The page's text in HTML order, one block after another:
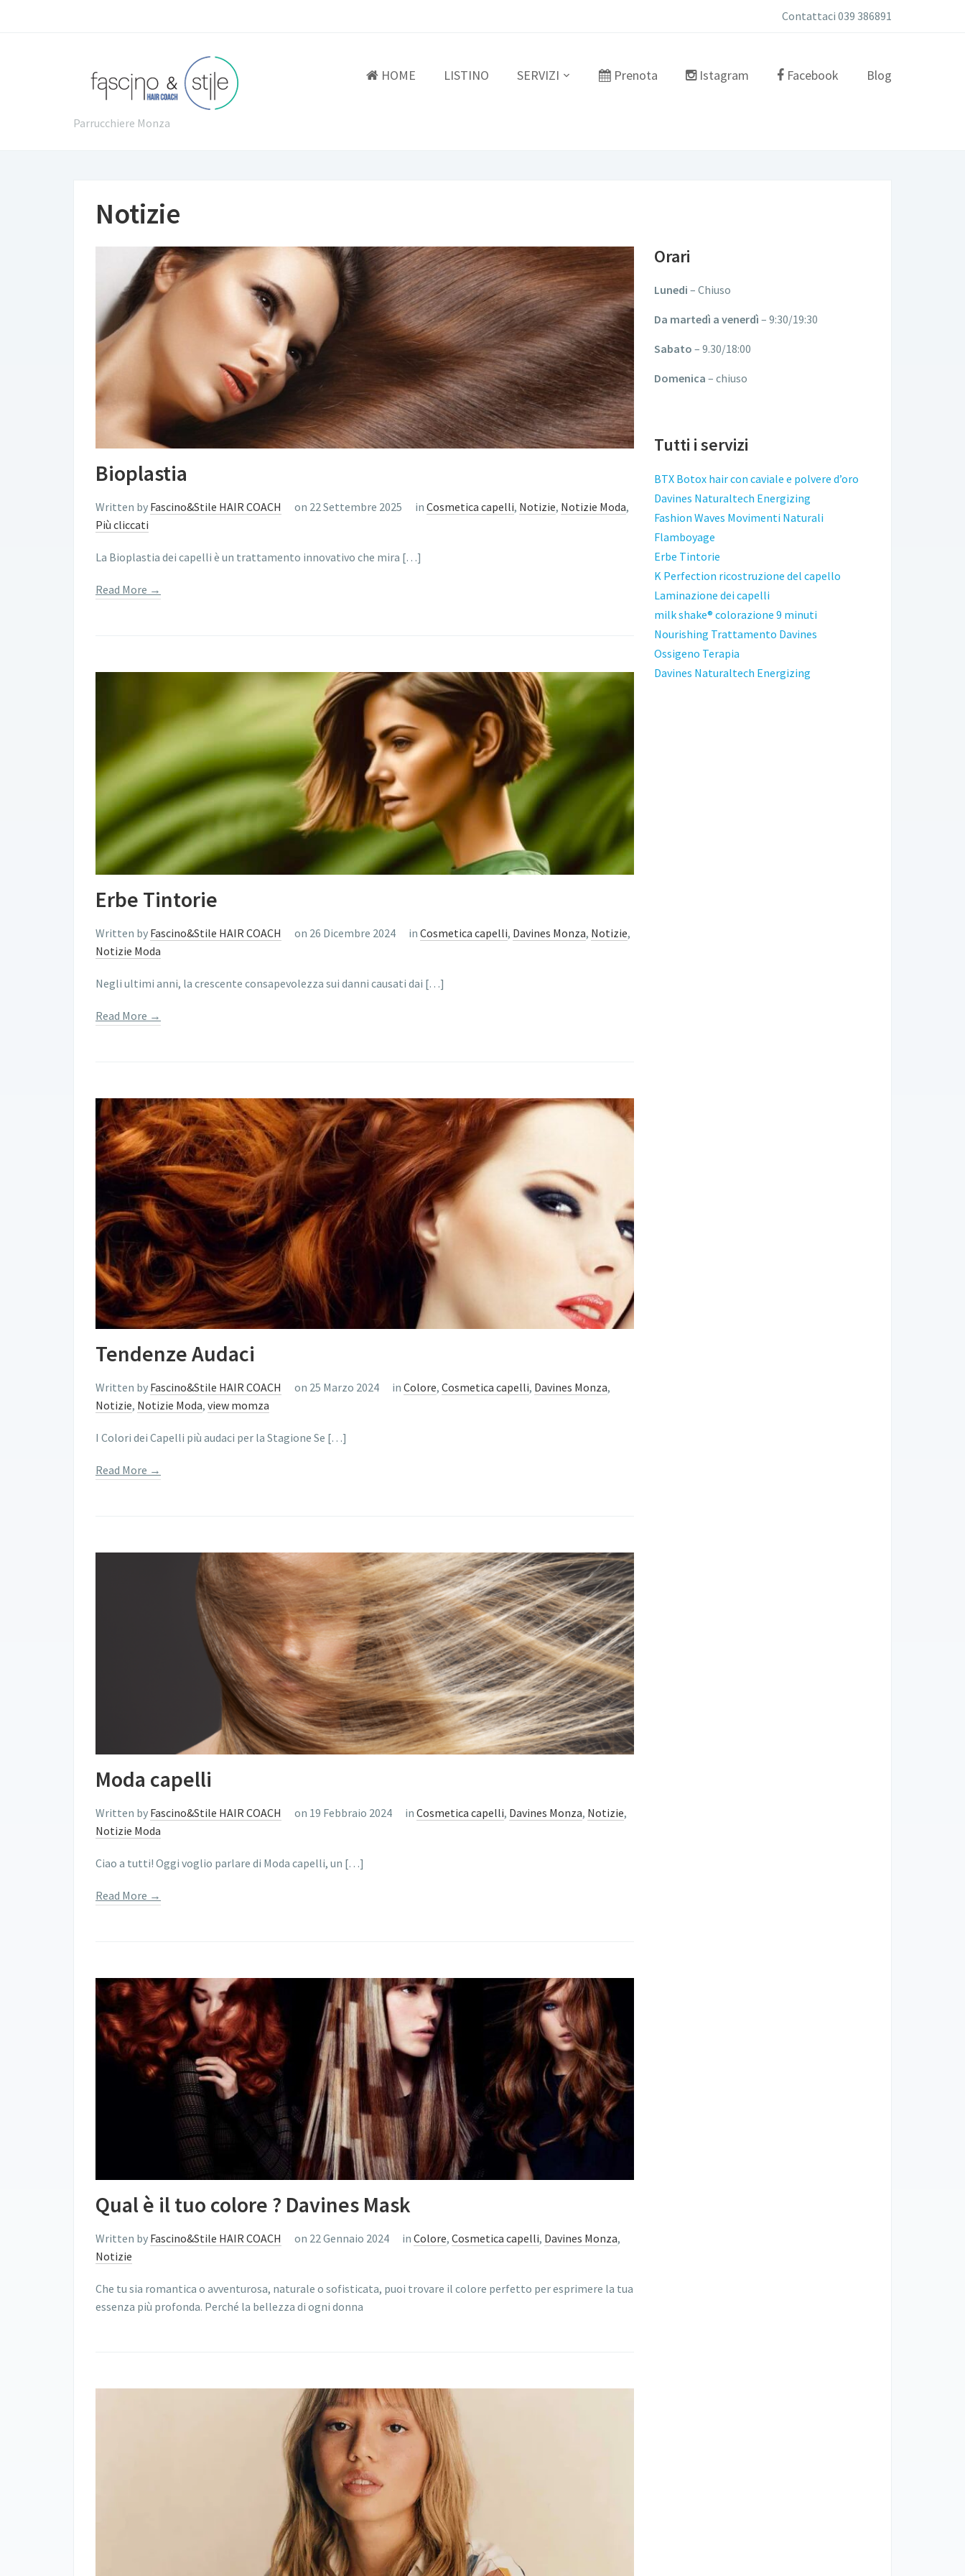
Contattaci 039 386891
Parrucchiere Monza
HOME LISTINO SERVIZI Prenota Istagram Facebook Blog
Notizie
Bioplastia
Written by Fascino&Stile HAIR COACH on 22 Settembre 2025 in Cosmetica capelli, Notizie, Notizie Moda,
Più cliccati
La Bioplastia dei capelli è un trattamento innovativo che mira […]
Read More →
Erbe Tintorie
Written by Fascino&Stile HAIR COACH on 26 Dicembre 2024 in Cosmetica capelli, Davines Monza, Notizie,
Notizie Moda
Negli ultimi anni, la crescente consapevolezza sui danni causati dai […]
Read More →
Tendenze Audaci
Written by Fascino&Stile HAIR COACH on 25 Marzo 2024 in Colore, Cosmetica capelli, Davines Monza,
Notizie, Notizie Moda, view momza
I Colori dei Capelli più audaci per la Stagione Se […]
Read More →
Moda capelli
Written by Fascino&Stile HAIR COACH on 19 Febbraio 2024 in Cosmetica capelli, Davines Monza, Notizie,
Notizie Moda
Ciao a tutti! Oggi voglio parlare di Moda capelli, un […]
Read More →
Qual è il tuo colore ? Davines Mask
Written by Fascino&Stile HAIR COACH on 22 Gennaio 2024 in Colore, Cosmetica capelli, Davines Monza,
Notizie
Che tu sia romantica o avventurosa, naturale o sofisticata, puoi trovare il colore perfetto per esprimere la tua
essenza più profonda. Perché la bellezza di ogni donna
Orari
Lunedi – Chiuso
Da martedì a venerdì – 9:30/19:30
Sabato – 9.30/18:00
Domenica – chiuso
Tutti i servizi
BTX Botox hair con caviale e polvere d’oro
Davines Naturaltech Energizing
Fashion Waves Movimenti Naturali
Flamboyage
Erbe Tintorie
K Perfection ricostruzione del capello
Laminazione dei capelli
milk shake® colorazione 9 minuti
Nourishing Trattamento Davines
Ossigeno Terapia
Davines Naturaltech Energizing